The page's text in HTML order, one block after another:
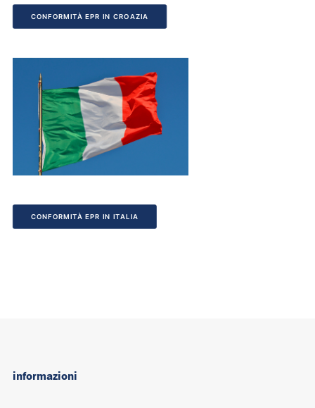
CONFORMITÀ EPR IN CROAZIA
CONFORMITÀ EPR IN ITALIA
informazioni